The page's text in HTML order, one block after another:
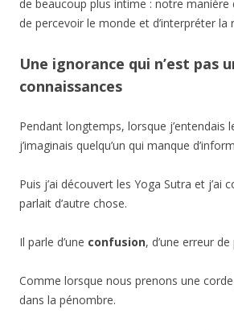
de beaucoup plus intime : notre manière
de percevoir le monde et d’interpréter la
Une ignorance qui n’est pas
connaissances
Pendant longtemps, lorsque j’entendais
j’imaginais quelqu’un qui manque
Puis j’ai découvert les Yoga Sutra et j’ai
parlait d’autre chose.
Il parle d’une confusion, d’une erreur
Comme lorsque nous prenons une
dans la pénombre.